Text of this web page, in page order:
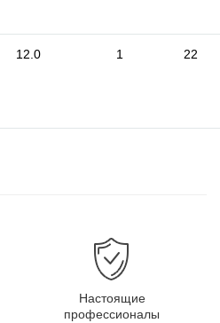
12.0 1 22
Настоящие
профессионалы